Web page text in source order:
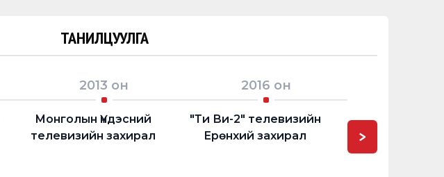
ТАНИЛЦУУЛГА
2013 он
Монголын Үндэсний
телевизийн захирал
2016 он
"Ти Ви-2" телевизийн
Ерөнхий захирал
Нийслэлийн
>